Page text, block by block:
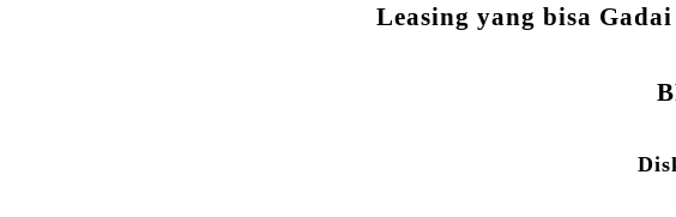
Leasing yang bisa